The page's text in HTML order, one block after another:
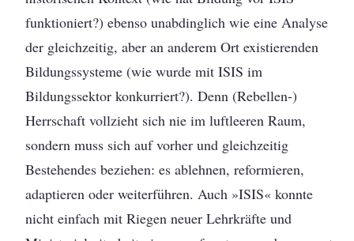
funktioniert?) ebenso unabdinglich wie eine Analyse
der gleichzeitig, aber an anderem Ort existierenden
Bildungssysteme (wie wurde mit ISIS im
Bildungssektor konkurriert?). Denn (Rebellen-)
Herrschaft vollzieht sich nie im luftleeren Raum,
sondern muss sich auf vorher und gleichzeitig
Bestehendes beziehen: es ablehnen, reformieren,
adaptieren oder weiterführen. Auch »ISIS« konnte
nicht einfach mit Riegen neuer Lehrkräfte und